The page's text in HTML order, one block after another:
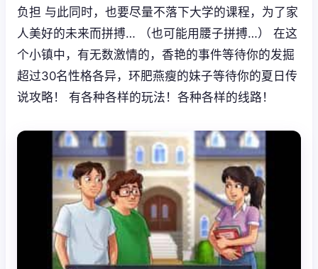
负担 与此同时，也要尽量不落下大学的课程，为了家
人美好的未来而拼搏… （也可能用腰子拼搏…） 在这
个小镇中，有无数激情的，香艳的事件等待你的发掘
超过30名性格各异，环肥燕瘦的妹子等待你的夏日传
说攻略！ 有各种各样的玩法！各种各样的线路！